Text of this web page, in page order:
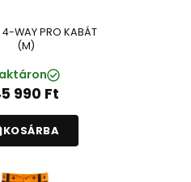
4-WAY PRO KABÁT
(M)
990 Ft
KOSÁRBA